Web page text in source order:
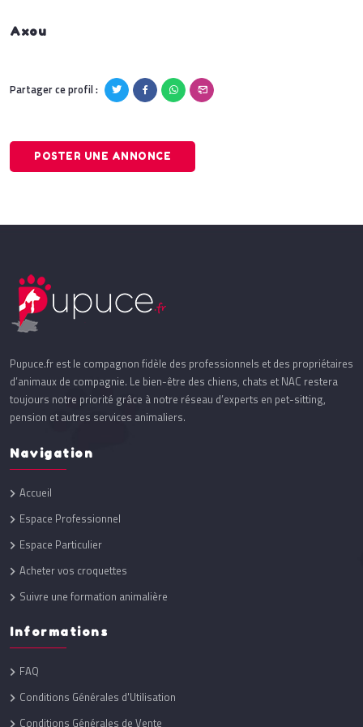
Axou
Partager ce profil :
POSTER UNE ANNONCE
Pupuce.fr est le compagnon fidèle des professionnels et des propriétaires
d’animaux de compagnie. Le bien-être des chiens, chats et NAC restera
toujours notre priorité grâce à notre réseau d’experts en pet-sitting,
pension et autres services animaliers.
Navigation
Accueil
Espace Professionnel
Espace Particulier
Acheter vos croquettes
Suivre une formation animalière
Informations
FAQ
Conditions Générales d'Utilisation
Conditions Générales de Vente